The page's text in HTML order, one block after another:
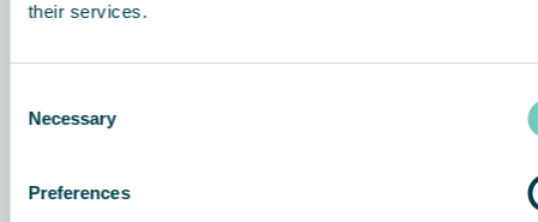
their services.
Selection
Necessary
Preferences